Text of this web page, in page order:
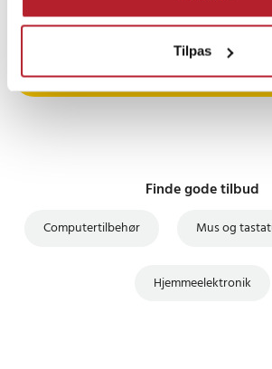
Tilpas
PRISGARANTI
UDSALG
Finde gode tilbud
Computertilbehør Mus og
Hjemmeelektronik